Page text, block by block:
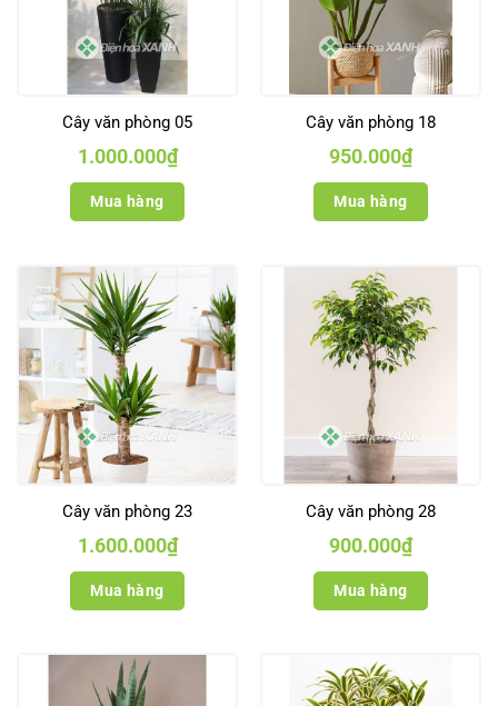
Cây văn phòng 05
1.000.000₫
Mua hàng
Cây văn phòng 18
950.000₫
Mua hàng
Cây văn phòng 23
1.600.000₫
Mua hàng
Cây văn phòng 28
900.000₫
Mua hàng